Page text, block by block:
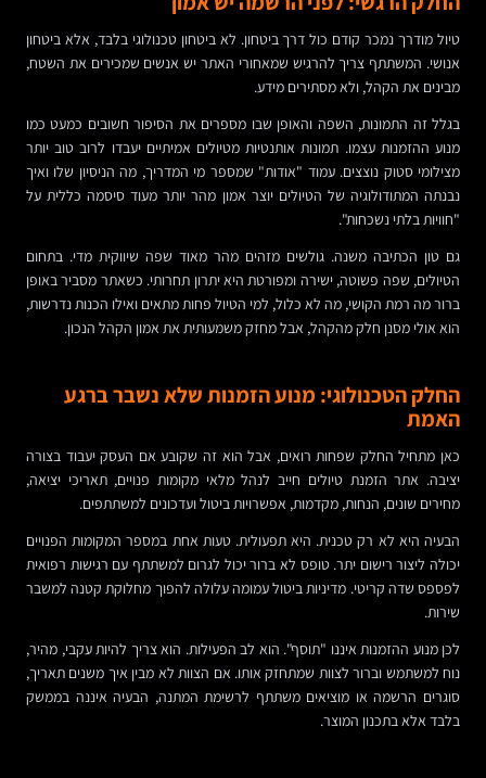
טיול מודרך נמכר קודם כול דרך ביטחון. לא ביטחון טכנולוגי בלבד, אלא ביטחון
אנושי. המשתתף צריך להרגיש שמאחורי האתר יש אנשים שמכירים את השטח,
מבינים את הקהל, ולא מסתירים מידע.
בגלל זה התמונות, השפה והאופן שבו מספרים את הסיפור חשובים כמעט כמו
מנוע ההזמנות עצמו. תמונות אותנטיות מטיולים אמיתיים יעבדו לרוב טוב יותר
מצילומי סטוק נוצצים. עמוד "אודות" שמספר מי המדריך, מה הניסיון שלו ואיך
נבנתה המתודולוגיה של הטיולים יוצר אמון מהר יותר מעוד סיסמה כללית על
"חוויות בלתי נשכחות".
גם טון הכתיבה משנה. גולשים מזהים מהר מאוד שפה שיווקית מדי. בתחום
הטיולים, שפה פשוטה, ישירה ומפורטת היא יתרון תחרותי. כשאתר מסביר באופן
ברור מה רמת הקושי, מה לא כלול, למי הטיול פחות מתאים ואילו הכנות נדרשות,
הוא אולי מסנן חלק מהקהל, אבל מחזק משמעותית את אמון הקהל הנכון.
החלק הטכנולוגי: מנוע הזמנות שלא נשבר ברגע
האמת
כאן מתחיל החלק שפחות רואים, אבל הוא זה שקובע אם העסק יעבוד בצורה
יציבה. אתר הזמנת טיולים חייב לנהל מלאי מקומות פנויים, תאריכי יציאה,
מחירים שונים, הנחות, מקדמות, אפשרויות ביטול ועדכונים למשתתפים.
הבעיה היא לא רק טכנית. היא תפעולית. טעות אחת במספר המקומות הפנויים
יכולה ליצור רישום יתר. טופס לא ברור יכול לגרום למשתתף עם רגישות רפואית
לפספס שדה קריטי. מדיניות ביטול עמומה עלולה להפוך מחלוקת קטנה למשבר
שירות.
לכן מנוע ההזמנות איננו "תוסף". הוא לב הפעילות. הוא צריך להיות עקבי, מהיר,
נוח למשתמש וברור לצוות שמתחזק אותו. אם הצוות לא מבין איך משנים תאריך,
סוגרים הרשמה או מוציאים משתתף לרשימת המתנה, הבעיה איננה בממשק
בלבד אלא בתכנון המוצר.